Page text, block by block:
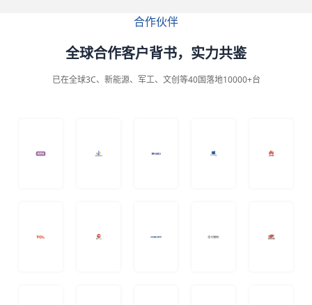
人工介入中间
环节，大幅减
人为失误。
合作伙伴
全球合作客户背书， 实力共鉴
已在全球3C、新能源、军工、文创等40国落地10000+台